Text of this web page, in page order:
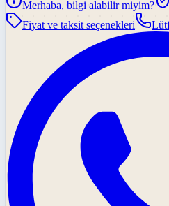
Merhaba, bilgi alabilir miyim?
Fiyat ve taksit seçenekleri